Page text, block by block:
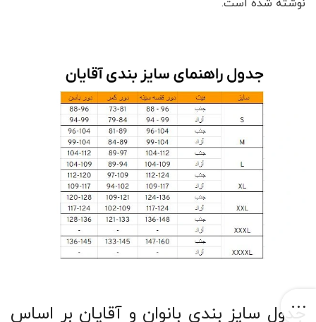
نوشته شده است.
جدول سایز بندی بانوان و آقایان بر اساس